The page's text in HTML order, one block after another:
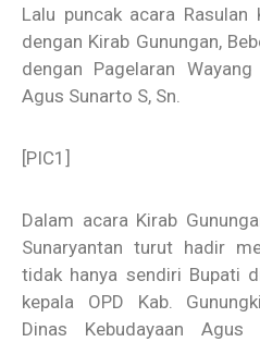
Lalu puncak acara Rasulan
dengan Kirab Gunungan,
dengan Pagelaran
Agus Sunarto S, Sn.
[PIC1]
Dalam acara Kirab
Sunaryantan turut hadir
tidak hanya sendiri Bupati
kepala OPD Kab.
Dinas Kebudayaan Agus